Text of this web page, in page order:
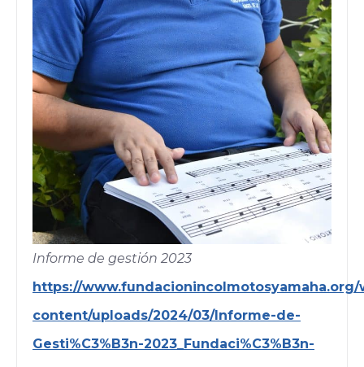
Informe de gestión 2023
https://www.fundacionincolmotosyamaha.org/
content/uploads/2024/03/Informe-de-
Gesti%C3%B3n-2023_Fundaci%C3%B3n-